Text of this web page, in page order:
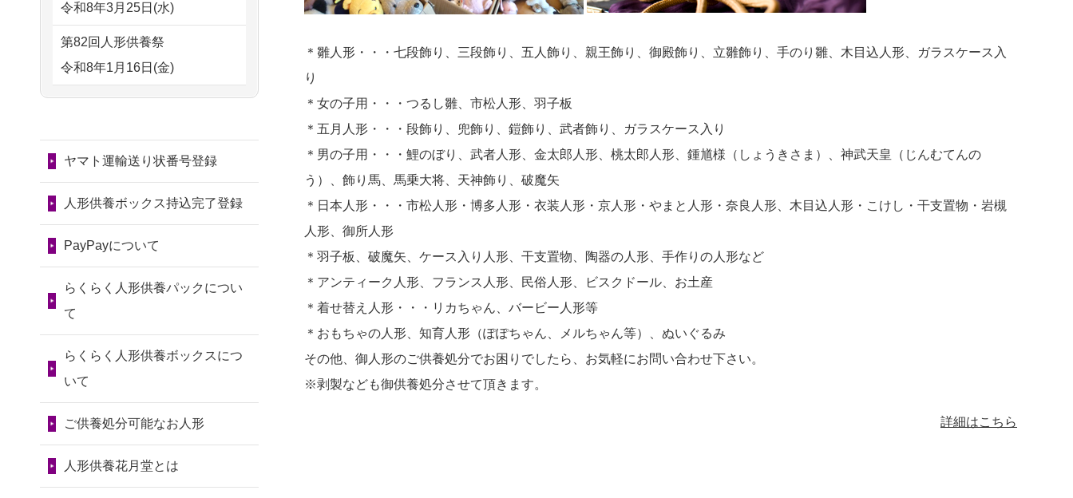
＊雛人形・・・七段飾り、三段飾り、五人飾り、親王飾り、御殿飾り、立雛飾り、手のり雛、木目込人形、ガラスケース入
り
＊女の子用・・・つるし雛、市松人形、羽子板
＊五月人形・・・段飾り、兜飾り、鎧飾り、武者飾り、ガラスケース入り
＊男の子用・・・鯉のぼり、武者人形、金太郎人形、桃太郎人形、鍾馗様（しょうきさま）、神武天皇（じんむてんの
う）、飾り馬、馬乗大将、天神飾り、破魔矢
＊日本人形・・・市松人形・博多人形・衣装人形・京人形・やまと人形・奈良人形、木目込人形・こけし・干支置物・岩槻
人形、御所人形
＊羽子板、破魔矢、ケース入り人形、干支置物、陶器の人形、手作りの人形など
＊アンティーク人形、フランス人形、民俗人形、ビスクドール、お土産
＊着せ替え人形・・・リカちゃん、バービー人形等
＊おもちゃの人形、知育人形（ぽぽちゃん、メルちゃん等）、ぬいぐるみ
その他、御人形のご供養処分でお困りでしたら、お気軽にお問い合わせ下さい。
※剥製なども御供養処分させて頂きます。
詳細はこちら
2026/08/01 17:10
東京都の方からお申込み
2026/08/01 11:07
さいたの方からお申込み
栃木県の方からお申込み
2026/07/31 10:29
2026/07/31 08:41
埼玉県の方からお申込み
2026/07/30 17:02
が...
達を、ちゃんと供養したく、
2026/07/10家から近かったの
で。
2026/07/08誰も住んでいない
実家の片付けを始めました。
...
2026/07/06 9年間自由が丘店を
見守ってくれてありがとう。
2026/07/05
しっかりとお人形
2026/06/30 長年大事にしてき
た雛人形です、供養していた
お雛様とお内裏様だ...
2024/01/13供養申込みの後、
供養祭までお人形はどうなっ
てるのですか？
が、きちんと供養してもらえ
るのですか？
お願いできますか？
2024/01/13供養後の通知はも
らえますか？
人形以外はどうしてるのです
か？
令和8年3月25日(水)
第82回人形供養祭
令和8年1月16日(金)
第81回人形供養祭
第80回人形供養祭
第79回人形供養祭
令和7年8月2日(土)
第78回人形供養祭
令和7年6月20日(金)
第76回人形供養祭
令和7年2月28日(金)
第75回人形供養祭
令和7年1月17日(金)
ヤマト運輸送り状番号登録
人形供養ボックス持込完了登録
PayPayについて
らくらく人形供養パックについ
て
らくらく人形供養ボックスにつ
いて
ご供養処分可能なお人形
人形供養花月堂とは